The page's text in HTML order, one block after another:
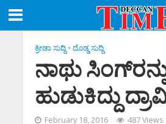
ಕ್ರೀಡಾ ಸುದ್ದಿ • ದೊಡ್ಡ ಸುದ್ದಿ
ನಾಥು
ಹುಡುಕಿದ್ದು
February 18, 2016 487 Views